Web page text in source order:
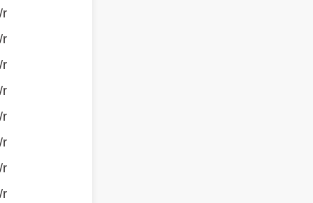
r
r
r
r
r
r
r
r